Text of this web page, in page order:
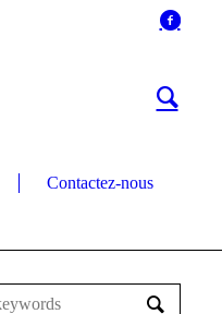
Contactez-nous